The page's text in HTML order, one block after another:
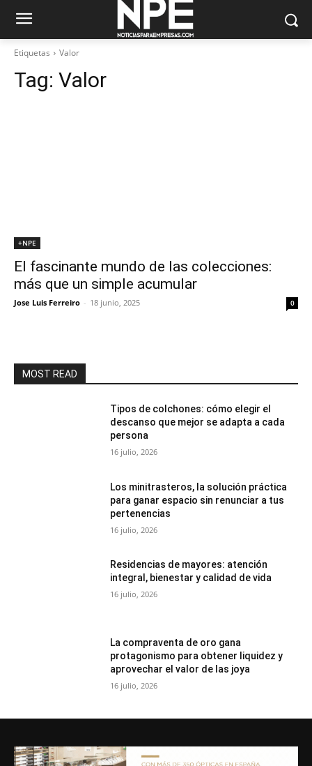
Etiquetas Valor
Tag: Valor
+NPE
El fascinante mundo de las colecciones:
más que un simple acumular
Jose Luis Ferreiro - 18 junio, 2025 0
MOST READ
Tipos de colchones: cómo elegir el
descanso que mejor se adapta a cada
persona
16 julio, 2026
Los minitrasteros, la solución práctica
para ganar espacio sin renunciar a tus
pertenencias
16 julio, 2026
Residencias de mayores: atención
integral, bienestar y calidad de vida
16 julio, 2026
La compraventa de oro gana
protagonismo para obtener liquidez y
aprovechar el valor de las joya
16 julio, 2026